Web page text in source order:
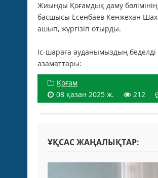
Жиынды Қоғамдық даму бөлімінің
басшысы Есенбаев Кенжехан
ашып, жүргізіп отырды.
Іс-шараға ауданымыздың беделді
азаматтары:
Қоғам
08 қазан 2025 ж.
212
ҰҚСАС ЖАҢАЛЫҚТАР: